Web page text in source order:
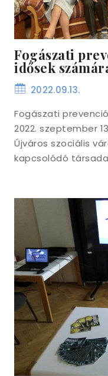
Fogászati
idősek
2022.09.13.
Fogászati
2022. szeptember
Újváros szociális
kapcsolódó